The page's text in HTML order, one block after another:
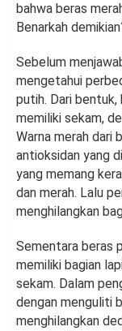
bahwa beras
Benarkah
Sebelum
mengetahui
putih. Dari
memiliki sekam,
Warna merah dari
antioksidan yang
yang memang
dan merah. Lalu
menghilangkan
Sementara beras
memiliki bagian
sekam. Dalam
dengan menguliti
menghilangkan